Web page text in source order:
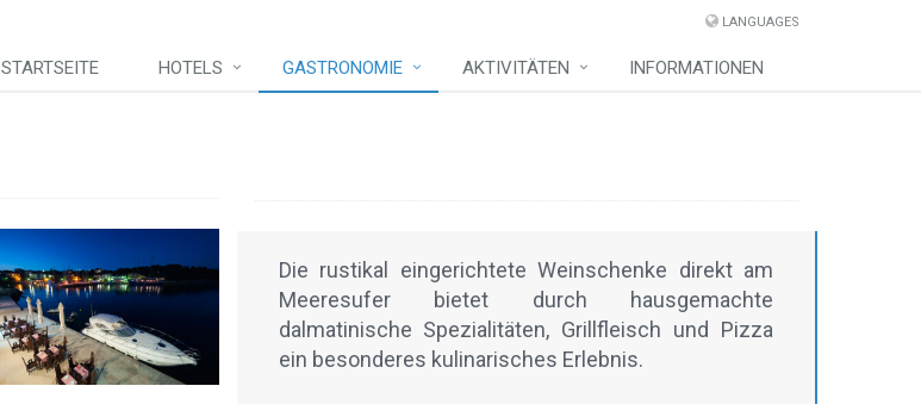
LANGUAGES
STARTSEITE HOTELS GASTRONOMIE AKTIVITÄTEN INFORMATIONEN
Die rustikal eingerichtete Weinschenke direkt am
Meeresufer bietet durch hausgemachte
dalmatinische Spezialitäten, Grillfleisch und Pizza
ein besonderes kulinarisches Erlebnis.